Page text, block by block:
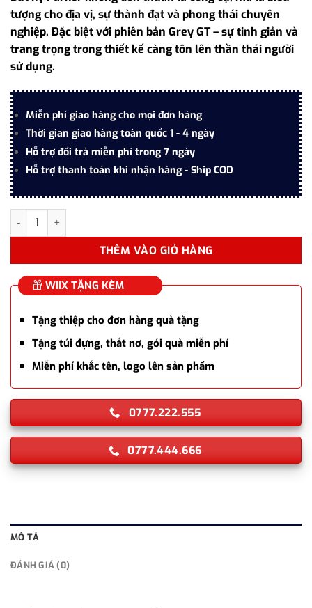
3.890.000 ₫.là:
3.200.000 ₫.
tượng cho địa vị, sự thành đạt và phong thái chuyên
nghiệp. Đặc biệt với phiên bản Grey GT – sự tinh giản và
trang trọng trong thiết kế càng tôn lên thần thái người
sử dụng.
Miễn phí giao hàng cho mọi đơn hàng
Thời gian giao hàng toàn quốc 1 - 4 ngày
Hỗ trợ đổi trả miễn phí trong 7 ngày
Hỗ trợ thanh toán khi nhận hàng - Ship COD
Bộ quà tặng bút ký Parker IM PRM X Grey GT TB4 1975587
THÊM VÀO GIỎ HÀNG
WIIX TẶNG KÈM
Tặng thiệp cho đơn hàng quà tặng
Tặng túi đựng, thắt nơ, gói quà miễn phí
Miễn phí khắc tên, logo lên sản phẩm
0777.222.555
0777.444.666
MÔ TẢ
ĐÁNH GIÁ (0)